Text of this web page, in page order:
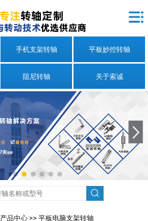
手机支架转轴 平板妙控转轴
阻尼转轴 关于索诚
产品中心 >> 平板电脑支架转轴